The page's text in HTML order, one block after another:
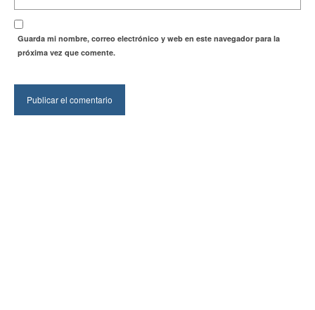
Guarda mi nombre, correo electrónico y web en este navegador para la
próxima vez que comente.